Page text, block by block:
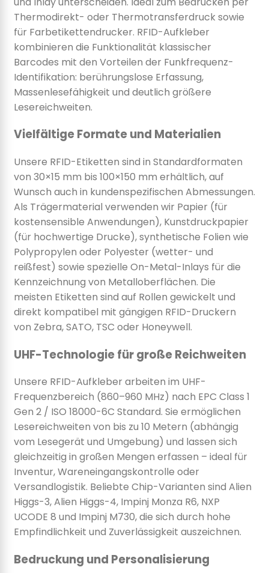
Thermodirekt- oder Thermotransferdruck sowie
für Farbetikettendrucker. RFID-Aufkleber
kombinieren die Funktionalität klassischer
Barcodes mit den Vorteilen der Funkfrequenz-
Identifikation: berührungslose Erfassung,
Massenlesefähigkeit und deutlich größere
Lesereichweiten.
Vielfältige Formate und Materialien
Unsere RFID-Etiketten sind in Standardformaten
von 30×15 mm bis 100×150 mm erhältlich, auf
Wunsch auch in kundenspezifischen Abmessungen.
Als Trägermaterial verwenden wir Papier (für
kostensensible Anwendungen), Kunstdruckpapier
(für hochwertige Drucke), synthetische Folien wie
Polypropylen oder Polyester (wetter- und
reißfest) sowie spezielle On-Metal-Inlays für die
Kennzeichnung von Metalloberflächen. Die
meisten Etiketten sind auf Rollen gewickelt und
direkt kompatibel mit gängigen RFID-Druckern
von Zebra, SATO, TSC oder Honeywell.
UHF-Technologie für große Reichweiten
Unsere RFID-Aufkleber arbeiten im UHF-
Frequenzbereich (860–960 MHz) nach EPC Class 1
Gen 2 / ISO 18000-6C Standard. Sie ermöglichen
Lesereichweiten von bis zu 10 Metern (abhängig
vom Lesegerät und Umgebung) und lassen sich
gleichzeitig in großen Mengen erfassen – ideal für
Inventur, Wareneingangskontrolle oder
Versandlogistik. Beliebte Chip-Varianten sind Alien
Higgs-3, Alien Higgs-4, Impinj Monza R6, NXP
UCODE 8 und Impinj M730, die sich durch hohe
Empfindlichkeit und Zuverlässigkeit auszeichnen.
Bedruckung und Personalisierung